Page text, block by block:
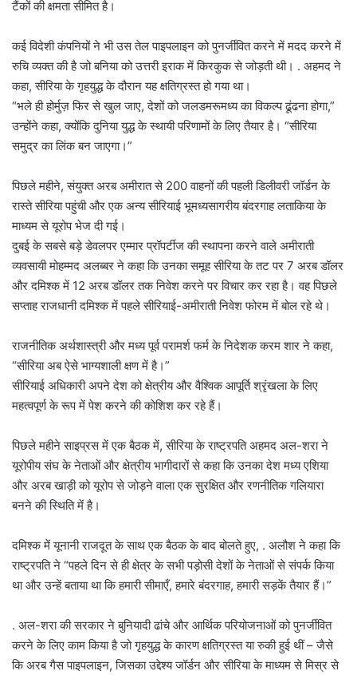
टैंकों की क्षमता सीमित है।
कई विदेशी कंपनियों ने भी उस तेल पाइपलाइन को पुनर्जीवित करने में मदद करने में
रुचि व्यक्त की है जो बनिया को उत्तरी इराक में किरकुक से जोड़ती थी। . अहमद ने
कहा, सीरिया के गृहयुद्ध के दौरान यह क्षतिग्रस्त हो गया था।
“भले ही होर्मुज़ फिर से खुल जाए, देशों को जलडमरूमध्य का विकल्प ढूंढना होगा,”
उन्होंने कहा, क्योंकि दुनिया युद्ध के स्थायी परिणामों के लिए तैयार है। “सीरिया
समुद्र का लिंक बन जाएगा।”
पिछले महीने, संयुक्त अरब अमीरात से 200 वाहनों की पहली डिलीवरी जॉर्डन के
रास्ते सीरिया पहुंची और एक अन्य सीरियाई भूमध्यसागरीय बंदरगाह लताकिया के
माध्यम से यूरोप भेज दी गई।
दुबई के सबसे बड़े डेवलपर एम्मार प्रॉपर्टीज की स्थापना करने वाले अमीराती
व्यवसायी मोहम्मद अलब्बर ने कहा कि उनका समूह सीरिया के तट पर 7 अरब डॉलर
और दमिश्क में 12 अरब डॉलर तक निवेश करने पर विचार कर रहा है। वह पिछले
सप्ताह राजधानी दमिश्क में पहले सीरियाई-अमीराती निवेश फोरम में बोल रहे थे।
राजनीतिक अर्थशास्त्री और मध्य पूर्व परामर्श फर्म के निदेशक करम शार ने कहा,
“सीरिया अब ऐसे भाग्यशाली क्षण में है।”
सीरियाई अधिकारी अपने देश को क्षेत्रीय और वैश्विक आपूर्ति श्रृंखला के लिए
महत्वपूर्ण के रूप में पेश करने की कोशिश कर रहे हैं।
पिछले महीने साइप्रस में एक बैठक में, सीरिया के राष्ट्रपति अहमद अल-शरा ने
यूरोपीय संघ के नेताओं और क्षेत्रीय भागीदारों से कहा कि उनका देश मध्य एशिया
और अरब खाड़ी को यूरोप से जोड़ने वाला एक सुरक्षित और रणनीतिक गलियारा
बनने की स्थिति में है।
दमिश्क में यूनानी राजदूत के साथ एक बैठक के बाद बोलते हुए, . अलौश ने कहा कि
राष्ट्रपति ने “पहले दिन से ही क्षेत्र के सभी पड़ोसी देशों के नेताओं से संपर्क किया
था और उन्हें बताया था कि हमारी सीमाएँ, हमारे बंदरगाह, हमारी सड़कें तैयार हैं।”
. अल-शरा की सरकार ने बुनियादी ढांचे और आर्थिक परियोजनाओं को पुनर्जीवित
करने के लिए काम किया है जो गृहयुद्ध के कारण क्षतिग्रस्त या रुकी हुई थीं – जैसे
कि अरब गैस पाइपलाइन, जिसका उद्देश्य जॉर्डन और सीरिया के माध्यम से मिस्र से